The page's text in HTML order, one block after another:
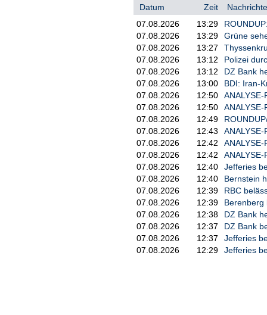
Datum
Zeit
07.08.2026
13:29
07.08.2026
13:29
Grüne
07.08.2026
13:27
07.08.2026
13:12
Polizei
07.08.2026
13:12
DZ Bank
07.08.2026
13:00
BDI: Iran-
07.08.2026
12:50
07.08.2026
12:50
07.08.2026
12:49
07.08.2026
12:43
07.08.2026
12:42
07.08.2026
12:42
07.08.2026
12:40
Jefferies
07.08.2026
12:40
Bernstein
07.08.2026
12:39
RBC
07.08.2026
12:39
Berenberg
07.08.2026
12:38
DZ Bank
07.08.2026
12:37
DZ Bank
07.08.2026
12:37
Jefferies
07.08.2026
12:29 Jefferies